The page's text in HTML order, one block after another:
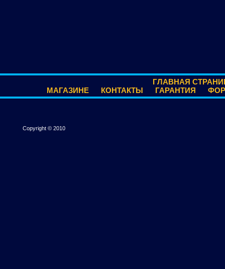
ГЛАВНАЯ
МАГАЗИНЕ
КОНТАКТЫ ГАРАНТИЯ
Copyright © 2010